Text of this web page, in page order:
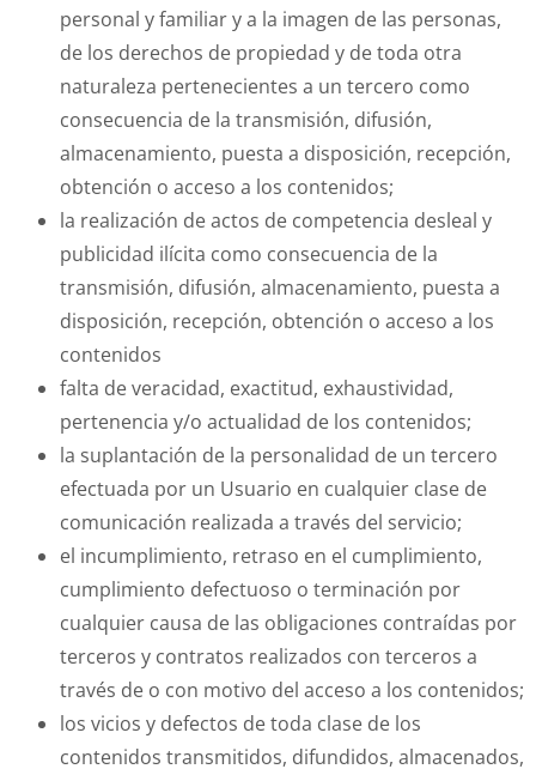
personal y familiar y a la imagen de las personas,
de los derechos de propiedad y de toda otra
naturaleza pertenecientes a un tercero como
consecuencia de la transmisión, difusión,
almacenamiento, puesta a disposición, recepción,
obtención o acceso a los contenidos;
la realización de actos de competencia desleal y
publicidad ilícita como consecuencia de la
transmisión, difusión, almacenamiento, puesta a
disposición, recepción, obtención o acceso a los
contenidos
falta de veracidad, exactitud, exhaustividad,
pertenencia y/o actualidad de los contenidos;
la suplantación de la personalidad de un tercero
efectuada por un Usuario en cualquier clase de
comunicación realizada a través del servicio;
el incumplimiento, retraso en el cumplimiento,
cumplimiento defectuoso o terminación por
cualquier causa de las obligaciones contraídas por
terceros y contratos realizados con terceros a
través de o con motivo del acceso a los contenidos;
los vicios y defectos de toda clase de los
contenidos transmitidos, difundidos, almacenados,